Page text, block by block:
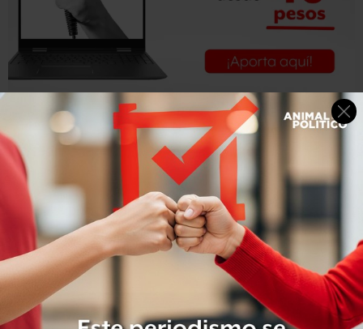
Mencionó quefuncionarios de la AIEA, con base a las
pruebas,
han concluido que Irán posee “la información
suficiente para diseñar y producir un dispositivo de
implosión nuclear viable”
por medio de uranio
altamente enriquecido como núcleo de fisión.
La información de inteligencia fue proporcionada a
funcionarios nucleares de Naciones Unidas, de acuerdo
con diplomáticos de occidente y expertos mencionados
por el diario a quienes se les informó sobre esas
conclusiones.